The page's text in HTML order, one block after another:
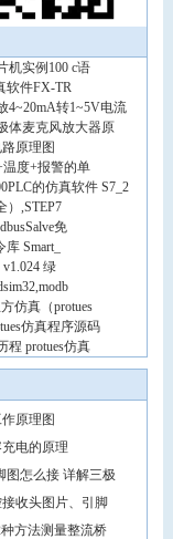
机实例100 c语
软件FX-TR
4~20mA转1~5V电流
体麦克风放大器原
原理图
温度+报警的单
的仿真软件 S7_2
）,STEP7
免
Smart_
绿
仿真（protues
仿真程序源码
程 protues仿真
原理图
电的原理
图怎么接 详解三极
收头图片、引脚
方法测量整流桥